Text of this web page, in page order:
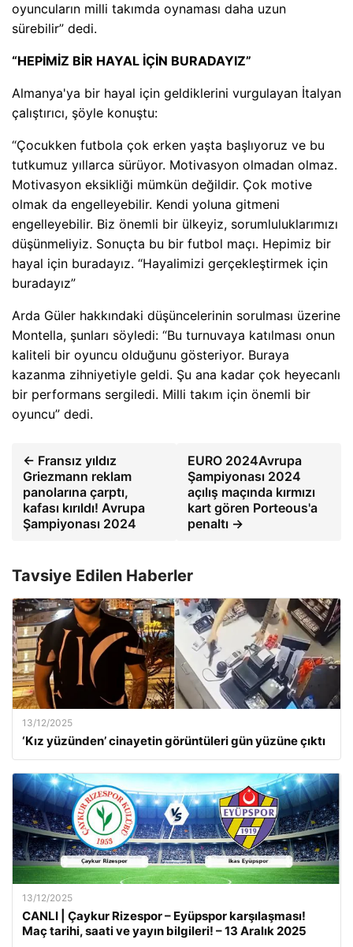
oyuncuların milli takımda oynaması daha uzun
sürebilir” dedi.
“HEPİMİZ BİR HAYAL İÇİN BURADAYIZ”
Almanya'ya bir hayal için geldiklerini vurgulayan İtalyan
çalıştırıcı, şöyle konuştu:
“Çocukken futbola çok erken yaşta başlıyoruz ve bu
tutkumuz yıllarca sürüyor. Motivasyon olmadan olmaz.
Motivasyon eksikliği mümkün değildir. Çok motive
olmak da engelleyebilir. Kendi yoluna gitmeni
engelleyebilir. Biz önemli bir ülkeyiz, sorumluluklarımızı
düşünmeliyiz. Sonuçta bu bir futbol maçı. Hepimiz bir
hayal için buradayız. “Hayalimizi gerçekleştirmek için
buradayız”
Arda Güler hakkındaki düşüncelerinin sorulması üzerine
Montella, şunları söyledi: “Bu turnuvaya katılması onun
kaliteli bir oyuncu olduğunu gösteriyor. Buraya
kazanma zihniyetiyle geldi. Şu ana kadar çok heyecanlı
bir performans sergiledi. Milli takım için önemli bir
oyuncu” dedi.
← Fransız yıldız
Griezmann reklam
panolarına çarptı,
kafası kırıldı! Avrupa
Şampiyonası 2024
EURO 2024Avrupa
Şampiyonası 2024
açılış maçında kırmızı
kart gören Porteous'a
penaltı →
Tavsiye Edilen Haberler
13/12/2025
‘Kız yüzünden’ cinayetin görüntüleri gün yüzüne çıktı
13/12/2025
CANLI | Çaykur Rizespor – Eyüpspor karşılaşması!
Maç tarihi, saati ve yayın bilgileri! – 13 Aralık 2025